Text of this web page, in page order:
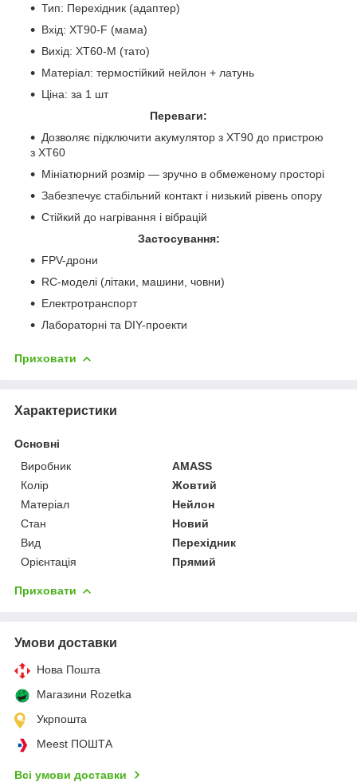
Тип: Перехідник (адаптер)
Вхід: XT90-F (мама)
Вихід: XT60-M (тато)
Матеріал: термостійкий нейлон + латунь
Ціна: за 1 шт
Переваги:
Дозволяє підключити акумулятор з XT90 до пристрою
з XT60
Мініатюрний розмір — зручно в обмеженому просторі
Забезпечує стабільний контакт і низький рівень опору
Стійкий до нагрівання і вібрацій
Застосування:
FPV-дрони
RC-моделі (літаки, машини, човни)
Електротранспорт
Лабораторні та DIY-проекти
Приховати
Характеристики
Основні
Виробник
AMASS
Колір
Жовтий
Матеріал
Нейлон
Стан
Новий
Вид
Перехідник
Орієнтація
Прямий
Приховати
Умови доставки
Нова Пошта
Магазини Rozetka
Укрпошта
Meest ПОШТА
Всі умови доставки